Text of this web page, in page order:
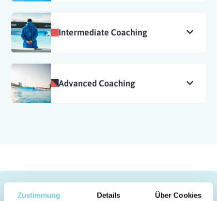
Zustimmung Details Über Cookies
Intermediate Coaching
Advanced Coaching
FAQ